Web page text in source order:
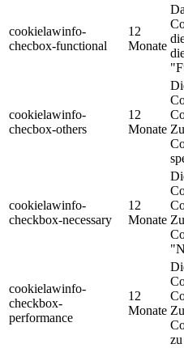
cookielawinfo-
checbox-functional
12
Monate
cookielawinfo-
checbox-others
12
Monate
cookielawinfo-
checkbox-necessary
12
Monate
cookielawinfo-
checkbox-
performance
12
Monate